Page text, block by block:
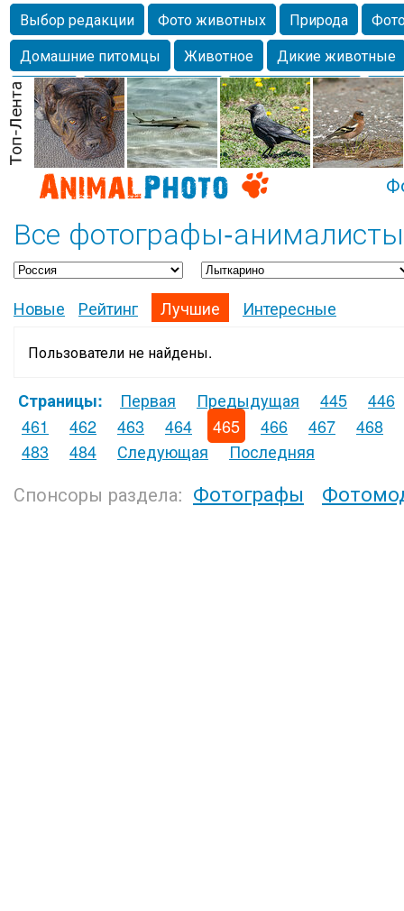
Выбор редакции Фото животных Природа
Домашние питомцы
Животное
Дикие животные
Собаки
Alexanderandronik Млекопитающие
Морда
Собачка Осень Портрет
Домашние
Насекомое
Коты Lebert Дикие птицы Утка
Все фотографы-
Новые Рейтинг Лучшие Интересные
Пользователи не найдены.
Страницы: Первая Предыдущая 445
446
461
462 463 464 465 466 467
468
483
484 Следующая Последняя
Спонсоры раздела: Фотографы